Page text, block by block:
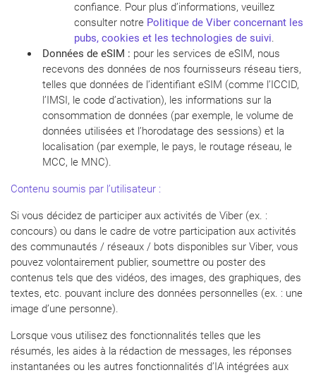
confiance. Pour plus d’informations, veuillez
consulter notre Politique de Viber concernant les
pubs, cookies et les technologies de suivi.
Données de eSIM : pour les services de eSIM, nous
recevons des données de nos fournisseurs réseau tiers,
telles que données de l’identifiant eSIM (comme l’ICCID,
l’IMSI, le code d’activation), les informations sur la
consommation de données (par exemple, le volume de
données utilisées et l’horodatage des sessions) et la
localisation (par exemple, le pays, le routage réseau, le
MCC, le MNC).
Contenu soumis par l’utilisateur :
Si vous décidez de participer aux activités de Viber (ex. :
concours) ou dans le cadre de votre participation aux activités
des communautés / réseaux / bots disponibles sur Viber, vous
pouvez volontairement publier, soumettre ou poster des
contenus tels que des vidéos, des images, des graphiques, des
textes, etc. pouvant inclure des données personnelles (ex. : une
image d’une personne).
Lorsque vous utilisez des fonctionnalités telles que les
résumés, les aides à la rédaction de messages, les réponses
instantanées ou les autres fonctionnalités d’IA intégrées aux